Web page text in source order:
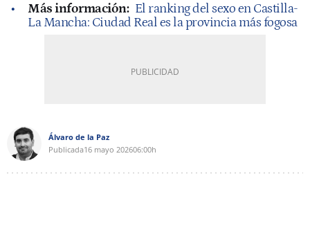
Más información: El ranking del sexo en Castilla-
La Mancha: Ciudad Real es la provincia más fogosa
Álvaro de la Paz
Publicada16 mayo 202606:00h